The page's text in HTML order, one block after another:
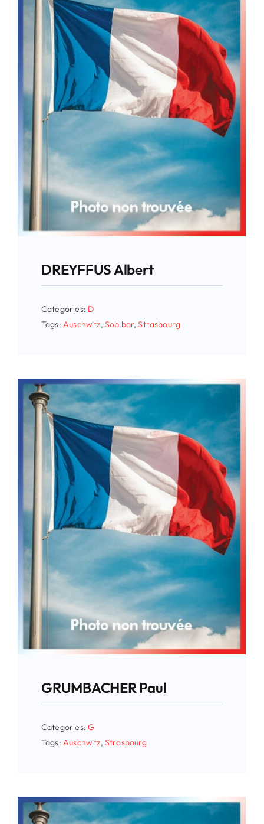
DREYFFUS Albert
Categories: D
Tags:Auschwitz, Sobibor,Strasbourg
GRUMBACHER Paul
Categories:G
Tags:Auschwitz, Strasbourg